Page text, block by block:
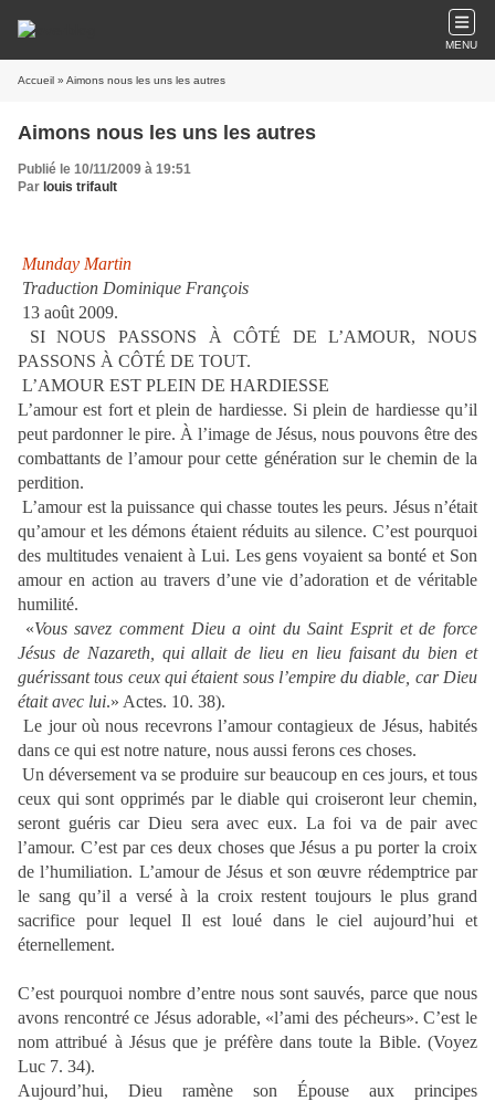
MENU
Accueil » Aimons nous les uns les autres
Aimons nous les uns les autres
Publié le 10/11/2009 à 19:51
Par louis trifault
Munday Martin
Traduction Dominique François
13 août 2009.
SI NOUS PASSONS À CÔTÉ DE L’AMOUR, NOUS
PASSONS À CÔTÉ DE TOUT.
L’AMOUR EST PLEIN DE HARDIESSE
L’amour est fort et plein de hardiesse. Si plein de hardiesse qu’il
peut pardonner le pire. À l’image de Jésus, nous pouvons être des
combattants de l’amour pour cette génération sur le chemin de la
perdition.
L’amour est la puissance qui chasse toutes les peurs. Jésus n’était
qu’amour et les démons étaient réduits au silence. C’est pourquoi
des multitudes venaient à Lui. Les gens voyaient sa bonté et Son
amour en action au travers d’une vie d’adoration et de véritable
humilité.
«Vous savez comment Dieu a oint du Saint Esprit et de force
Jésus de Nazareth, qui allait de lieu en lieu faisant du bien et
guérissant tous ceux qui étaient sous l’empire du diable, car Dieu
était avec lui.» Actes. 10. 38).
Le jour où nous recevrons l’amour contagieux de Jésus, habités
dans ce qui est notre nature, nous aussi ferons ces choses.
Un déversement va se produire sur beaucoup en ces jours, et tous
ceux qui sont opprimés par le diable qui croiseront leur chemin,
seront guéris car Dieu sera avec eux. La foi va de pair avec
l’amour. C’est par ces deux choses que Jésus a pu porter la croix
de l’humiliation. L’amour de Jésus et son œuvre rédemptrice par
le sang qu’il a versé à la croix restent toujours le plus grand
sacrifice pour lequel Il est loué dans le ciel aujourd’hui et
éternellement.
C’est pourquoi nombre d’entre nous sont sauvés, parce que nous
avons rencontré ce Jésus adorable, «l’ami des pécheurs». C’est le
nom attribué à Jésus que je préfère dans toute la Bible. (Voyez
Luc 7. 34).
Aujourd’hui, Dieu ramène son Épouse aux principes